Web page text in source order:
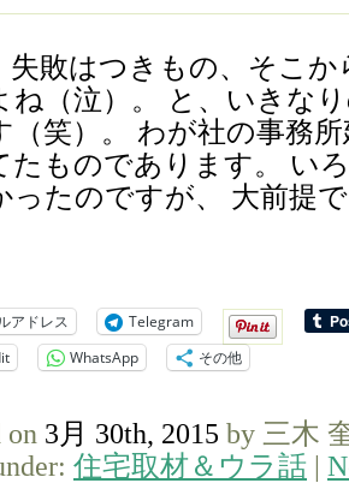
失敗はつきもの、そこ
ね（泣）。 と、いきな
（笑）。 わが社の事務
たものであります。 い
ったのですが、 大前提
アドレス
Telegram
WhatsApp その他
on 3月 30th, 2015 by 三木
住宅取材＆ウラ話 |